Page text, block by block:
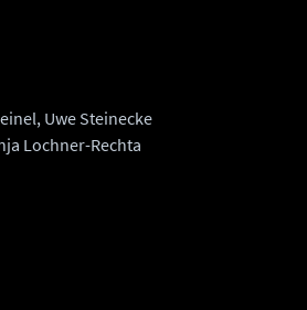
Uwe Steinecke
Lochner-Rechta